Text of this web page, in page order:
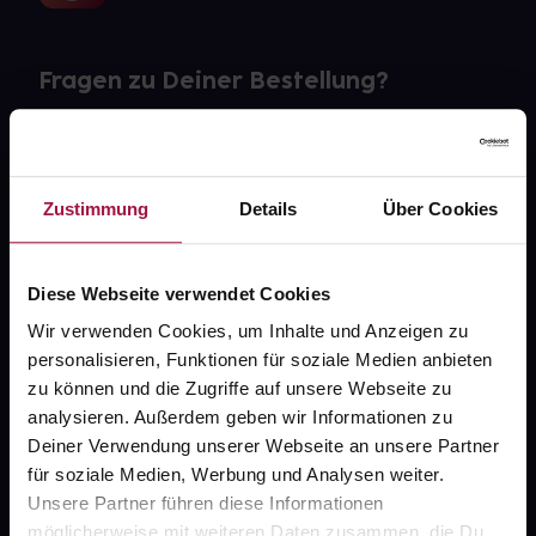
Zustimmung Details Über Cookies
Diese Webseite verwendet Cookies
Wir verwenden Cookies, um Inhalte und Anzeigen zu
personalisieren, Funktionen für soziale Medien anbieten
zu können und die Zugriffe auf unsere Webseite zu
analysieren. Außerdem geben wir Informationen zu
Deiner Verwendung unserer Webseite an unsere Partner
für soziale Medien, Werbung und Analysen weiter.
Unsere Partner führen diese Informationen
Fragen zu Deiner Bestellung?
Über uns
Karriere